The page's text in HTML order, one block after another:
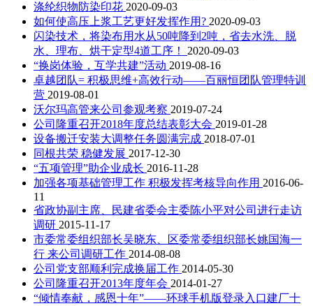
涤纶织物防染印花 2020-09-03
如何使高压上浆工艺更好发挥作用? 2020-09-03
闪染技术，将染布用水从50吨降到2吨，省去水洗、脱
水、理布、烘干定型4道工序！ 2020-09-03
“换岗体验，互学共建”活动 2019-08-16
卓越团队= 积极思维+高效行动——百丽恒团队管理特训
营 2019-08-01
沃尔玛高管来公司参观考察 2019-07-24
公司隆重召开2018年度总结表彰大会 2019-01-28
设备搬迁安装大调整任务圆满完成 2018-07-01
同根共荣 稳健发展 2017-12-30
“五项管理”助企业成长 2016-11-28
加强各项基础管理工作 积极发挥考核导向作用 2016-06-
11
省政协副主席、民建省委会主委陈小平对公司进行走访
调研 2015-11-17
市委常委组织部长吴晓东、区委常委组织部长姚国海一
行 来公司调研工作 2014-08-08
公司党支部顺利完成换届工作 2014-05-30
公司隆重召开2013年度年会 2014-01-27
“倾情奉献，感恩十年”——环球手机版登录入口建厂十